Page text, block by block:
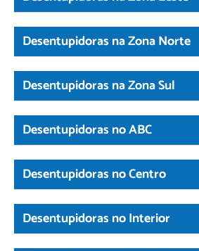
Desentupidoras na Zona Norte
Desentupidoras na Zona Sul
Desentupidoras no ABC
Desentupidoras no Centro
Desentupidoras no Interior